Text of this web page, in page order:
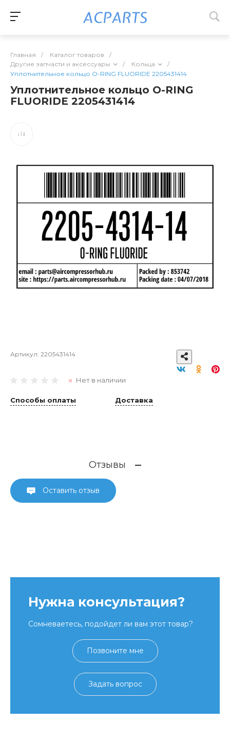
Главная / Каталог товаров
/
Другие запчасти и аксессуары
/ Кольца
/
Уплотнительное кольцо O-RING FLUORIDE 2205431414
Уплотнительное кольцо O-RING
FLUORIDE 2205431414
Артикул: 2205431414
Нет в наличии
Способы оплаты Доставка
Отзывы
Оставить отзыв
Нужна консультация?
Сомневаетесь, подойдет ли вам этот товар?
Позвоните мне
Задать вопрос